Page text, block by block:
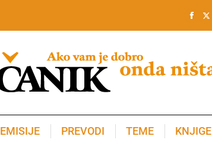
EMISIJE PREVODI TEME KNJIGE
KNJIGE